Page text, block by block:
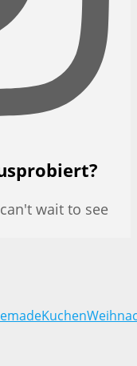
wait to see
Kuchen